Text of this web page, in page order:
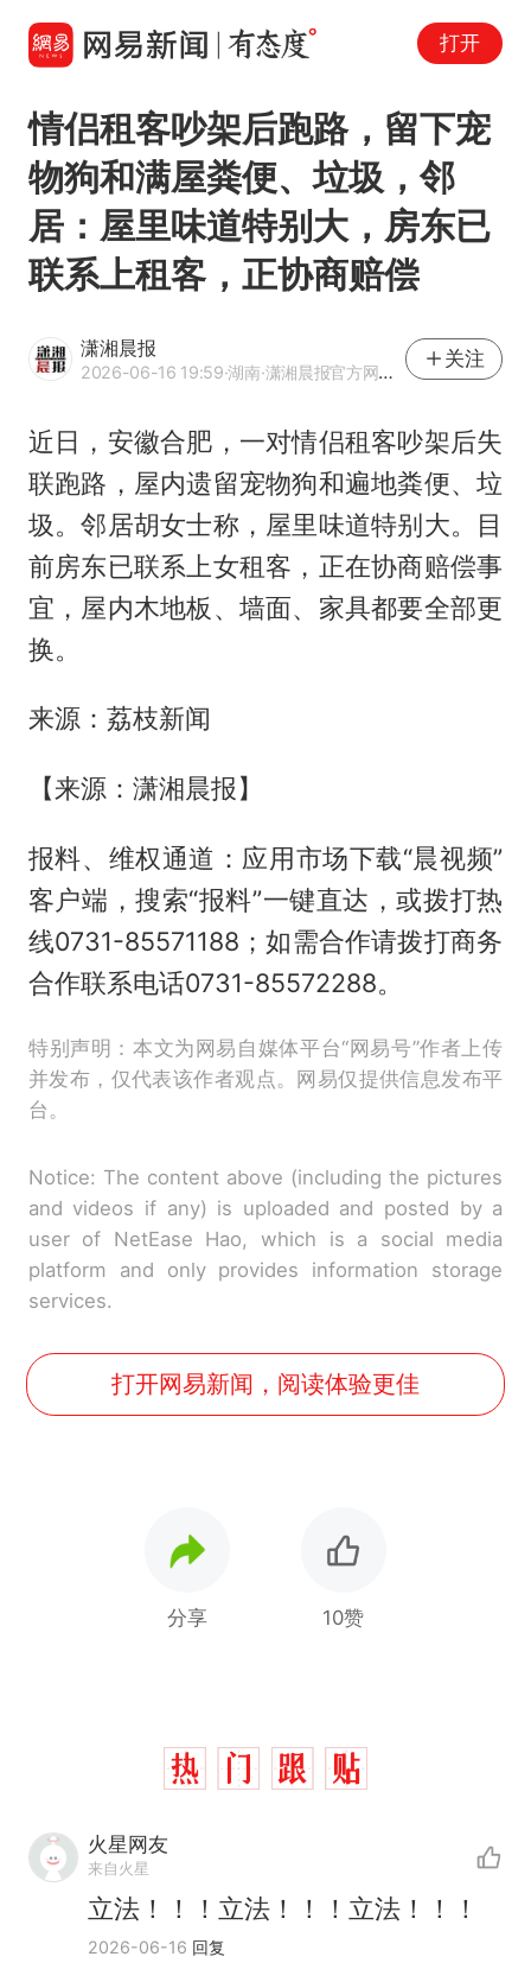
打开
情侣租客吵架后跑路，留下宠
物狗和满屋粪便、垃圾，邻
居：屋里味道特别大，房东已
联系上租客，正协商赔偿
潇湘晨报
2026-06-16 19:59·湖南·潇湘晨报官方网易号
关注
近日，安徽合肥，一对情侣租客吵架后失
联跑路，屋内遗留宠物狗和遍地粪便、垃
圾。邻居胡女士称，屋里味道特别大。目
前房东已联系上女租客，正在协商赔偿事
宜，屋内木地板、墙面、家具都要全部更
换。
来源：荔枝新闻
【来源：潇湘晨报】
报料、维权通道：应用市场下载“晨视频”
客户端，搜索“报料”一键直达，或拨打热
线0731-85571188；如需合作请拨打商务
合作联系电话0731-85572288。
特别声明：本文为网易自媒体平台“网易号”作者上传
并发布，仅代表该作者观点。网易仅提供信息发布平
台。
Notice: The content above (including the pictures
and videos if any) is uploaded and posted by a
user of NetEase Hao, which is a social media
platform and only provides information storage
services.
打开网易新闻，阅读体验更佳
分享 10赞
火星网友
来自火星
立法！！！立法！！！立法！！！
2026-06-16 回复